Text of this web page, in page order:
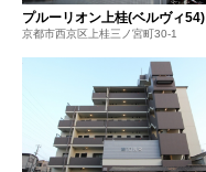
プルーリオン上桂(ベルヴィ54)
京都市西京区上桂三ノ宮町30-1